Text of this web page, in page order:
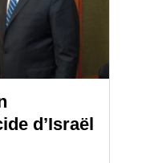
d’Israël